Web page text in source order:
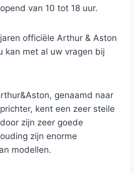
van 10 tot 18 uur.
officiële Arthur & Aston
kan met al uw vragen bij
genaamd naar
kent een zeer steile
zijn zeer goede
zijn enorme
modellen.